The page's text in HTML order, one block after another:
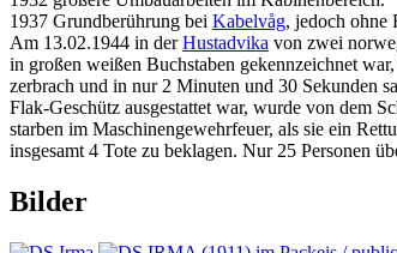
1937 Grundberührung bei Kabelvåg, jedoch ohne
Am 13.02.1944 in derHustadvika von zwei
in großen weißen Buchstaben gekennzeichnet
zerbrach und in nur 2 Minuten und 30 Sekunden
Flak-Geschütz ausgestattet war, wurde von dem
starben im Maschinengewehrfeuer, als sie ein
insgesamt 4 Tote zu beklagen. Nur 25 Personen
Bilder